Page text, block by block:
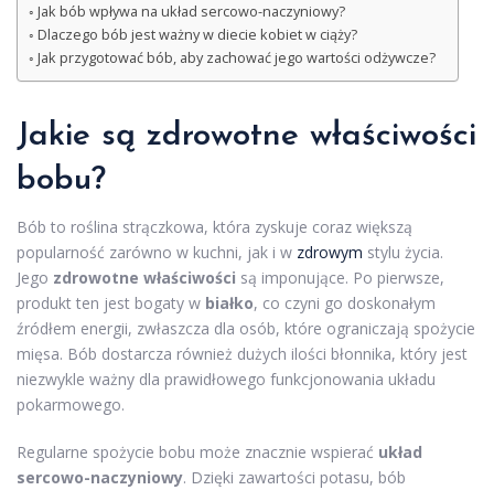
Jak bób wpływa na układ sercowo-naczyniowy?
Dlaczego bób jest ważny w diecie kobiet w ciąży?
Jak przygotować bób, aby zachować jego wartości odżywcze?
Jakie są zdrowotne właściwości
bobu?
Bób to roślina strączkowa, która zyskuje coraz większą
popularność zarówno w kuchni, jak i w zdrowym stylu życia.
Jego zdrowotne właściwości są imponujące. Po pierwsze,
produkt ten jest bogaty w białko, co czyni go doskonałym
źródłem energii, zwłaszcza dla osób, które ograniczają spożycie
mięsa. Bób dostarcza również dużych ilości błonnika, który jest
niezwykle ważny dla prawidłowego funkcjonowania układu
pokarmowego.
Regularne spożycie bobu może znacznie wspierać układ
sercowo-naczyniowy. Dzięki zawartości potasu, bób